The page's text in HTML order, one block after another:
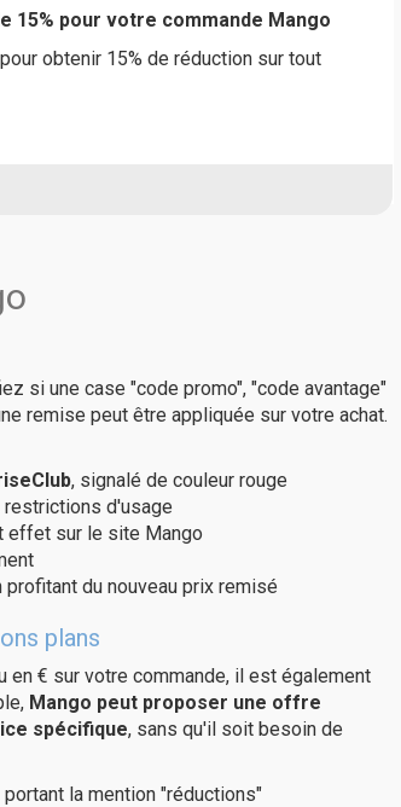
15% pour votre commande Mango
obtenir 15% de réduction sur tout
si une case "code promo", "code avantage"
remise peut être appliquée sur votre achat.
, signalé de couleur rouge
d'usage
effet sur le site Mango
du nouveau prix remisé
plans
en € sur votre commande, il est également
Mango peut proposer une offre
spécifique, sans qu'il soit besoin de
la mention "réductions"